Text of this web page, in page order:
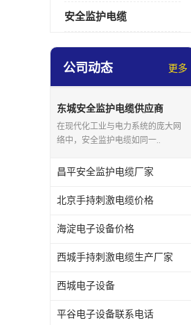
安全监护电缆
公司动态 更多
东城安全监护电缆供应商
在现代化工业与电力系统的庞大网
络中，安全监护电缆如同一..
昌平安全监护电缆厂家
北京手持刺激电缆价格
海淀电子设备价格
西城手持刺激电缆生产厂家
西城电子设备
平谷电子设备联系电话